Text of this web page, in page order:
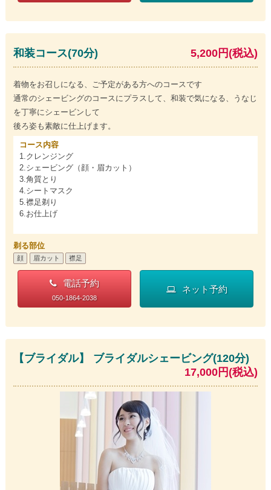
和装コース(70分) 5,200円(税込)
着物をお召しになる、ご予定がある方へのコースです
通常のシェービングのコースにプラスして、和装で気になる、うなじ
を丁寧にシェービンして
後ろ姿も素敵に仕上げます。
コース内容
1.クレンジング
2.シェービング（顔・眉カット）
3.角質とり
4.シートマスク
5.襟足剃り
6.お仕上げ
剃る部位
顔 眉カット 襟足
電話予約
050-1864-2038
ネット予約
【ブライダル】 ブライダルシェービング(120分)
17,000円(税込)